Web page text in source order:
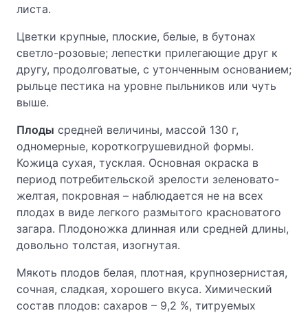
листа.
Цветки крупные, плоские, белые, в бутонах
светло-розовые; лепестки прилегающие друг к
другу, продолговатые, с утонченным основанием;
рыльце пестика на уровне пыльников или чуть
выше.
Плоды средней величины, массой 130 г,
одномерные, короткогрушевидной формы.
Кожица сухая, тусклая. Основная окраска в
период потребительской зрелости зеленовато-
желтая, покровная – наблюдается не на всех
плодах в виде легкого размытого красноватого
загара. Плодоножка длинная или средней длины,
довольно толстая, изогнутая.
Мякоть плодов белая, плотная, крупнозернистая,
сочная, сладкая, хорошего вкуса. Химический
состав плодов: сахаров – 9,2 %, титруемых